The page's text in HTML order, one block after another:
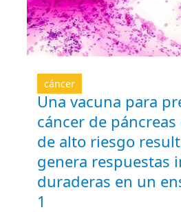
cáncer
Una vacuna para
cáncer de
de alto riesgo
genera respuestas
duraderas en un
1